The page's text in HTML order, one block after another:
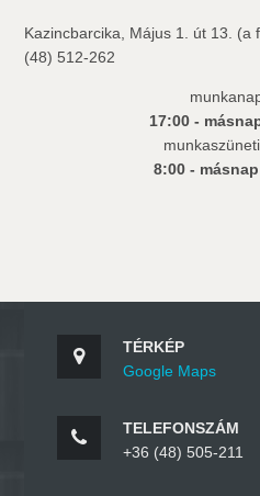
Kazincbarcika, Május 1. út 13. (a
(48) 512-262
17:00 -
8:00 -
TÉRKÉP
Google Maps
TELEFONSZÁM
+36 (48) 505-211